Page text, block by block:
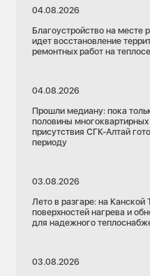
04.08.2026
Благоустройство на месте
идет восстановление
ремонтных работ на
04.08.2026
Прошли медиану: пока
половины
присутствия СГК-Алтай
периоду
03.08.2026
Лето в разгаре: на
поверхностей нагрева и
для надежного
03.08.2026